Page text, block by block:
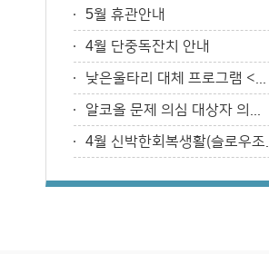
5월 휴관안내
4월 단중독잔치 안내
낮은울타리 대체 프로그램 <...
알코올 문제 의심 대상자 의...
4월 신박한회복생활(슬로우조...